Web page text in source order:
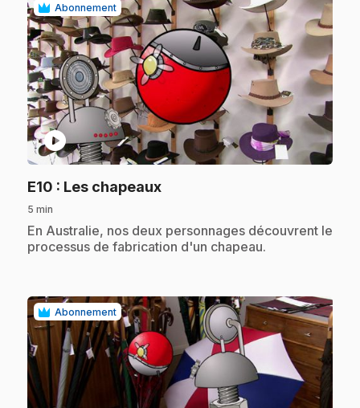
Abonnement
play_circle
E10 : Les chapeaux.
5 min
.En Australie, nos deux personnages découvrent le
processus de fabrication d'un chapeau.
Abonnement